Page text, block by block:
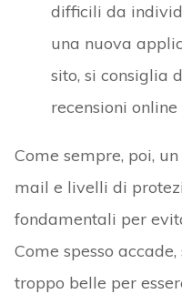
difficili da
una nuova
sito, si consiglia
recensioni
Come sempre, poi,
mail e livelli di
fondamentali per
Come spesso
troppo belle per